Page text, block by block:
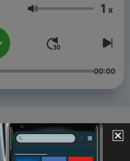
Volume 1 x
00:00